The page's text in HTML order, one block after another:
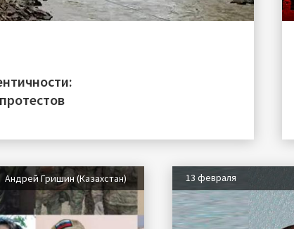
Андрей Гришин (Казахстан) 13 февраля